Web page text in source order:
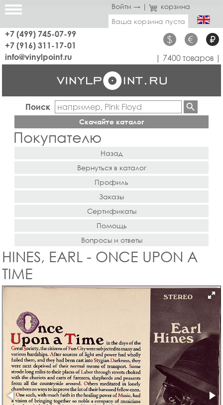
Войти → |
корзина
Ваша корзина пуста
+7 (499) 745-07-99
+7 (916) 311-17-01
$ € ₽
info@vinylpoint.ru | 7400 товаров |
Поиск
Скачайте каталог
Покупателю
Назад
Вернуться в каталог
Профиль
Заказы
Сертификаты
Помощь
Вопросы и ответы
HINES, EARL - ONCE UPON A
TIME